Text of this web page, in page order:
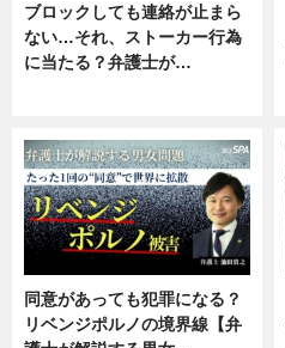
ブロックしても連絡が止まら
ない…それ、ストーカー行為
に当たる？弁護士が…
同意があっても犯罪になる？
リベンジポルノの境界線【弁